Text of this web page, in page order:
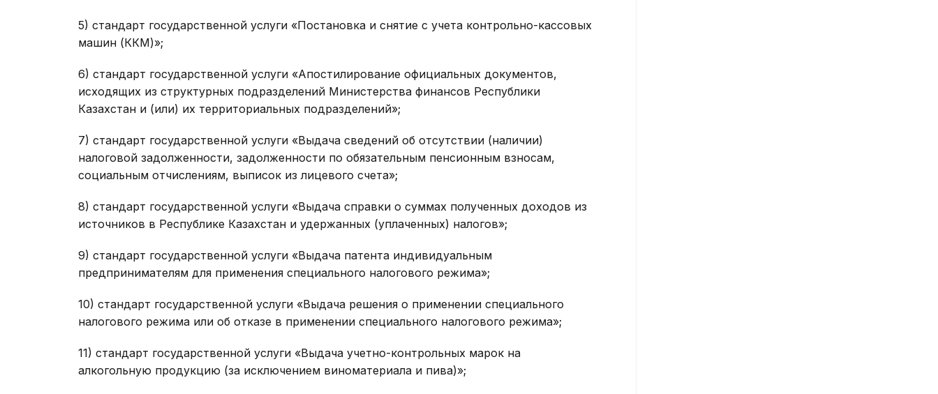
5) стандарт государственной услуги «Постановка и снятие с учета контрольно-кассовых
машин (ККМ)»;
6) стандарт государственной услуги «Апостилирование официальных документов,
исходящих из структурных подразделений Министерства финансов Республики
Казахстан и (или) их территориальных подразделений»;
7) стандарт государственной услуги «Выдача сведений об отсутствии (наличии)
налоговой задолженности, задолженности по обязательным пенсионным взносам,
социальным отчислениям, выписок из лицевого счета»;
8) стандарт государственной услуги «Выдача справки о суммах полученных доходов из
источников в Республике Казахстан и удержанных (упла­ченных) налогов»;
9) стандарт государственной услуги «Выдача патента индивидуальным
предпринимателям для применения специального налогового режима»;
10) стандарт государственной услуги «Выдача решения о применении специального
налогового режима или об отказе в применении специального налогового режима»;
11) стандарт государственной услуги «Выдача учетно-контрольных марок на
алкогольную продукцию (за исключением виноматериала и пива)»;